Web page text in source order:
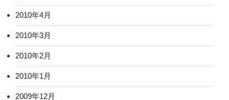
2010年4月
2010年3月
2010年2月
2010年1月
2009年12月